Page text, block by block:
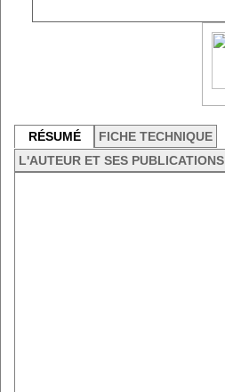
RÉSUMÉ
FICHE TECHNIQUE
L'AUTEUR ET SES PUBLICATIONS